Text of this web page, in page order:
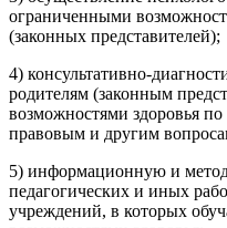
ограниченными
(законных представителей);
4) консультативно-
родителям (законным
возможностями здоровья
правовым и другим
5) информационную и
педагогических и иных
учреждений, в которых